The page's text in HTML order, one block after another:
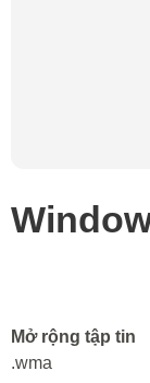
Mở rộng tập tin
.wma